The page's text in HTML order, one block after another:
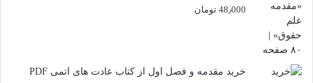
48٫000 تومان
خرید مقدمه و فصل اول از کتاب عادت های اتمی PDF